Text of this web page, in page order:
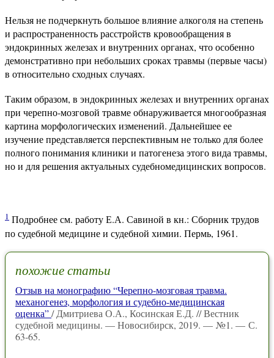
Нельзя не подчеркнуть большое влияние алкоголя на степень
и распространенность расстройств кровообращения в
эндокринных железах и внутренних органах, что особенно
демонстративно при небольших сроках травмы (первые часы)
в относительно сходных случаях.
Таким образом, в эндокринных железах и внутренних органах
при черепно-мозговой травме обнаруживается многообразная
картина морфологических изменений. Дальнейшее ее
изучение представляется перспективным не только для более
полного понимания клиники и патогенеза этого вида травмы,
но и для решения актуальных судебномедицинских вопросов.
1 Подробнее см. работу Е.А. Савиной в кн.: Сборник трудов
по судебной медицине и судебной химии. Пермь, 1961.
похожие статьи
Отзыв на монографию “Черепно-мозговая травма.
механогенез, морфология и судебно-медицинская
оценка”/ Дмитриева О.А., Косинская Е.Д. // Вестник
судебной медицины. — Новосибирск, 2019. — №1. — С.
63-65.